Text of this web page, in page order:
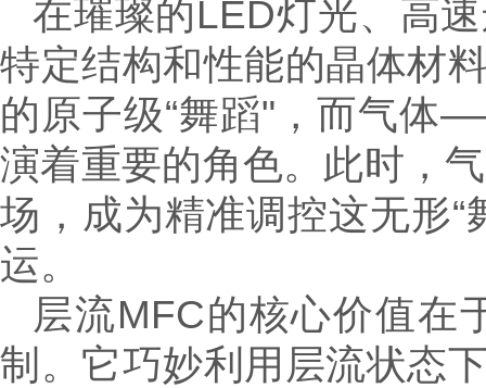
在璀璨的LED灯光、高
特定结构和性能的晶体材
的原子级“舞蹈"，而气
演着重要的角色。此时，
场，成为精准调控这无形
运。
层流MFC的核心价值在
制。它巧妙利用层流状态